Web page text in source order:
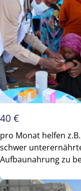
40 €
pro Monat helfen
schwer
Aufbaunahrung zu